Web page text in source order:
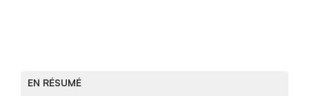
EN RÉSUMÉ